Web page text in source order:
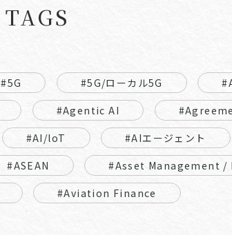
TAGS
#5G #5G/ローカル5G
#Agentic AI
#AI/loT #AIエージェント
#ASEAN
#Asset Management /
#Aviation Finance